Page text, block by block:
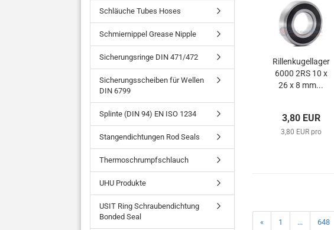
Rillenkugellager
6000 2RS 10 x
26 x 8 mm...
3,80 EUR
3,80 EUR pro
« 1 ... 648
Schläuche Tubes Hoses
Schmiernippel Grease Nipple
Sicherungsringe DIN 471/472
Sicherungsscheiben für Wellen
DIN 6799
Splinte (DIN 94) EN ISO 1234
Stangendichtungen Rod Seals
Thermoschrumpfschlauch
UHU Produkte
USIT Ring Schraubendichtung
Bonded Seal